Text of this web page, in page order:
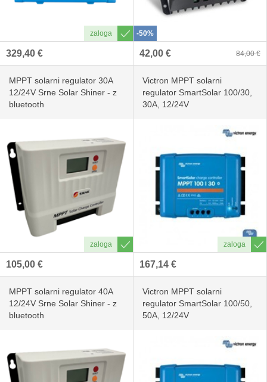
329,40 €
-50%
84,00 €
42,00 €
MPPT solarni regulator 30A
12/24V Srne Solar Shiner - z
bluetooth
105,00 €
Victron MPPT solarni
regulator SmartSolar 100/30,
30A, 12/24V
167,14 €
MPPT solarni regulator 40A
12/24V Srne Solar Shiner - z
bluetooth
Victron MPPT solarni
regulator SmartSolar 100/50,
50A, 12/24V